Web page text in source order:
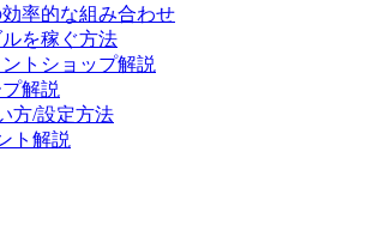
率的な組み合わせ
を稼ぐ方法
トショップ解説
解説
方/設定方法
ト解説